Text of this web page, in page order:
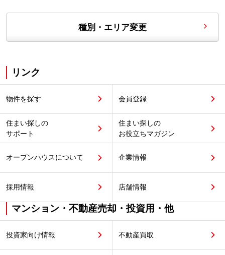
種別・エリア変更
リンク
物件を探す 会員登録
住まい探しの
サポート
住まい探しの
お役立ちマガジン
オープンハウスについて 企業情報
採用情報 店舗情報
マンション・不動産売却・投資用・他
投資家向け情報 不動産買取